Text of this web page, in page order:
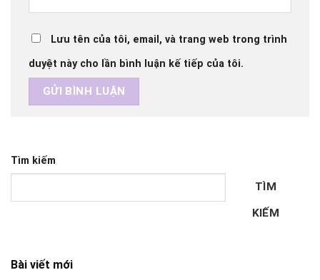
Tìm kiếm
TÌM
KIẾM
Bài viết mới
Lưu tên của tôi, email, và trang web trong trình
duyệt này cho lần bình luận kế tiếp của tôi.